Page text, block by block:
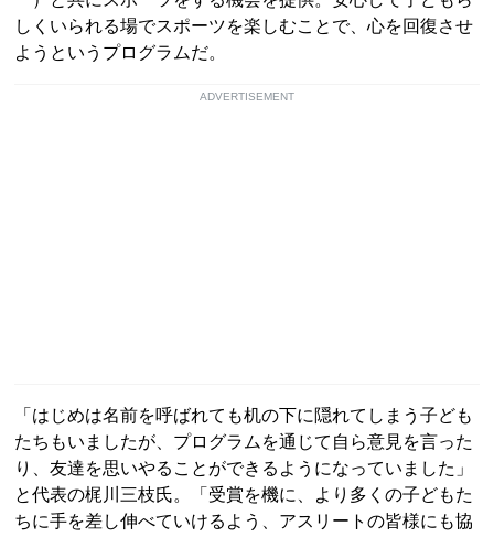
しくいられる場でスポーツを楽しむことで、心を回復させ
ようというプログラムだ。
ADVERTISEMENT
「はじめは名前を呼ばれても机の下に隠れてしまう子ども
たちもいましたが、プログラムを通じて自ら意見を言った
り、友達を思いやることができるようになっていました」
と代表の梶川三枝氏。「受賞を機に、より多くの子どもた
ちに手を差し伸べていけるよう、アスリートの皆様にも協